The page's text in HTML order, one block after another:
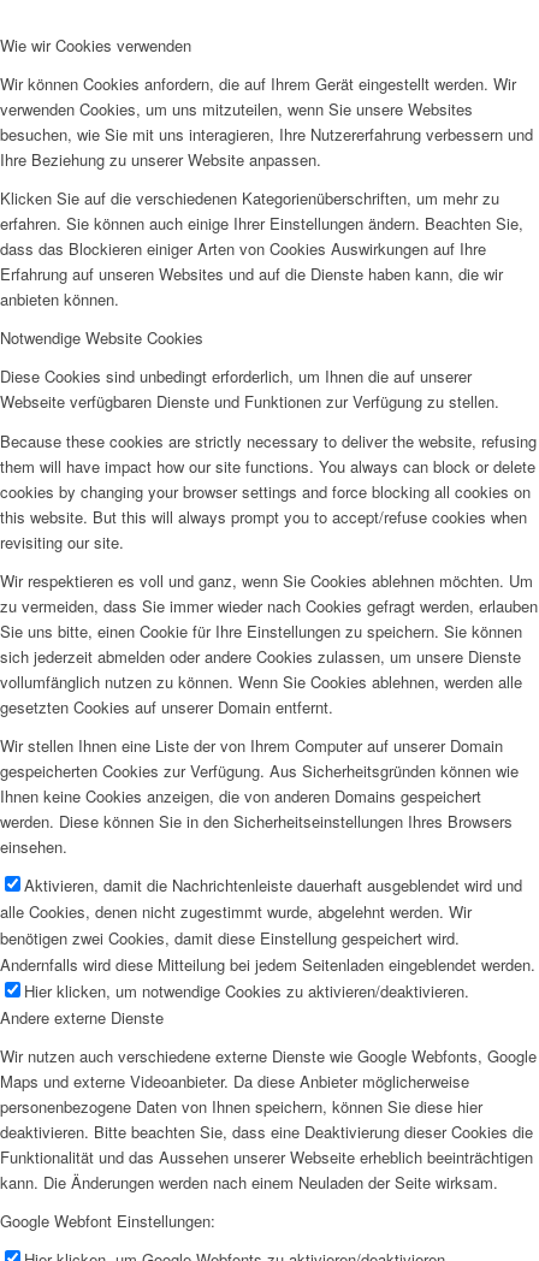
Wie wir Cookies verwenden
Wir können Cookies anfordern, die auf Ihrem Gerät eingestellt werden. Wir
verwenden Cookies, um uns mitzuteilen, wenn Sie unsere Websites
besuchen, wie Sie mit uns interagieren, Ihre Nutzererfahrung verbessern und
Ihre Beziehung zu unserer Website anpassen.
Klicken Sie auf die verschiedenen Kategorienüberschriften, um mehr zu
erfahren. Sie können auch einige Ihrer Einstellungen ändern. Beachten Sie,
dass das Blockieren einiger Arten von Cookies Auswirkungen auf Ihre
Erfahrung auf unseren Websites und auf die Dienste haben kann, die wir
anbieten können.
Notwendige Website Cookies
Diese Cookies sind unbedingt erforderlich, um Ihnen die auf unserer
Webseite verfügbaren Dienste und Funktionen zur Verfügung zu stellen.
Because these cookies are strictly necessary to deliver the website, refusing
them will have impact how our site functions. You always can block or delete
cookies by changing your browser settings and force blocking all cookies on
this website. But this will always prompt you to accept/refuse cookies when
revisiting our site.
Wir respektieren es voll und ganz, wenn Sie Cookies ablehnen möchten. Um
zu vermeiden, dass Sie immer wieder nach Cookies gefragt werden, erlauben
Sie uns bitte, einen Cookie für Ihre Einstellungen zu speichern. Sie können
sich jederzeit abmelden oder andere Cookies zulassen, um unsere Dienste
vollumfänglich nutzen zu können. Wenn Sie Cookies ablehnen, werden alle
gesetzten Cookies auf unserer Domain entfernt.
Wir stellen Ihnen eine Liste der von Ihrem Computer auf unserer Domain
gespeicherten Cookies zur Verfügung. Aus Sicherheitsgründen können wie
Ihnen keine Cookies anzeigen, die von anderen Domains gespeichert
werden. Diese können Sie in den Sicherheitseinstellungen Ihres Browsers
einsehen.
Aktivieren, damit die Nachrichtenleiste dauerhaft ausgeblendet wird und
alle Cookies, denen nicht zugestimmt wurde, abgelehnt werden. Wir
benötigen zwei Cookies, damit diese Einstellung gespeichert wird.
Andernfalls wird diese Mitteilung bei jedem Seitenladen eingeblendet werden.
Hier klicken, um notwendige Cookies zu aktivieren/deaktivieren.
Andere externe Dienste
Wir nutzen auch verschiedene externe Dienste wie Google Webfonts, Google
Maps und externe Videoanbieter. Da diese Anbieter möglicherweise
personenbezogene Daten von Ihnen speichern, können Sie diese hier
deaktivieren. Bitte beachten Sie, dass eine Deaktivierung dieser Cookies die
Funktionalität und das Aussehen unserer Webseite erheblich beeinträchtigen
kann. Die Änderungen werden nach einem Neuladen der Seite wirksam.
Google Webfont Einstellungen: